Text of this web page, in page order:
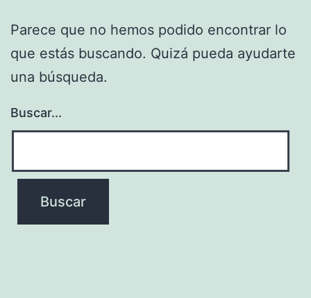
Parece que no hemos podido encontrar lo
que estás buscando. Quizá pueda ayudarte
una búsqueda.
Buscar...